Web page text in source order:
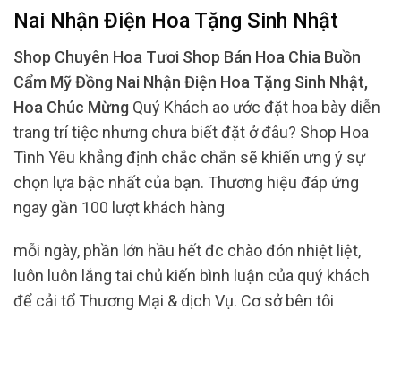
Nai Nhận Điện Hoa Tặng Sinh Nhật
Shop Chuyên Hoa Tươi Shop Bán Hoa Chia Buồn
Cẩm Mỹ Đồng Nai Nhận Điện Hoa Tặng Sinh Nhật,
Hoa Chúc Mừng Quý Khách ao ước đặt hoa bày diễn
trang trí tiệc nhưng chưa biết đặt ở đâu? Shop Hoa
Tình Yêu khẳng định chắc chắn sẽ khiến ưng ý sự
chọn lựa bậc nhất của bạn. Thương hiệu đáp ứng
ngay gần 100 lượt khách hàng
mỗi ngày, phần lớn hầu hết đc chào đón nhiệt liệt,
luôn luôn lắng tai chủ kiến ​​bình luận của quý khách
để cải tổ Thương Mại & dịch Vụ. Cơ sở bên tôi